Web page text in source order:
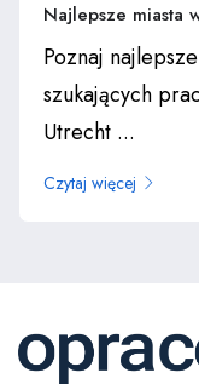
Najlepsze miasta
Poznaj
szukających
Utrecht ...
Czytaj więcej